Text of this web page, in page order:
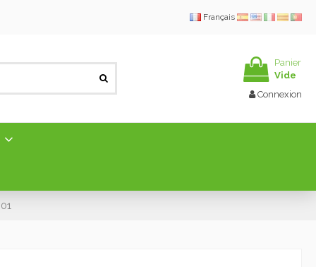
Français
Panier
Vide
Connexion